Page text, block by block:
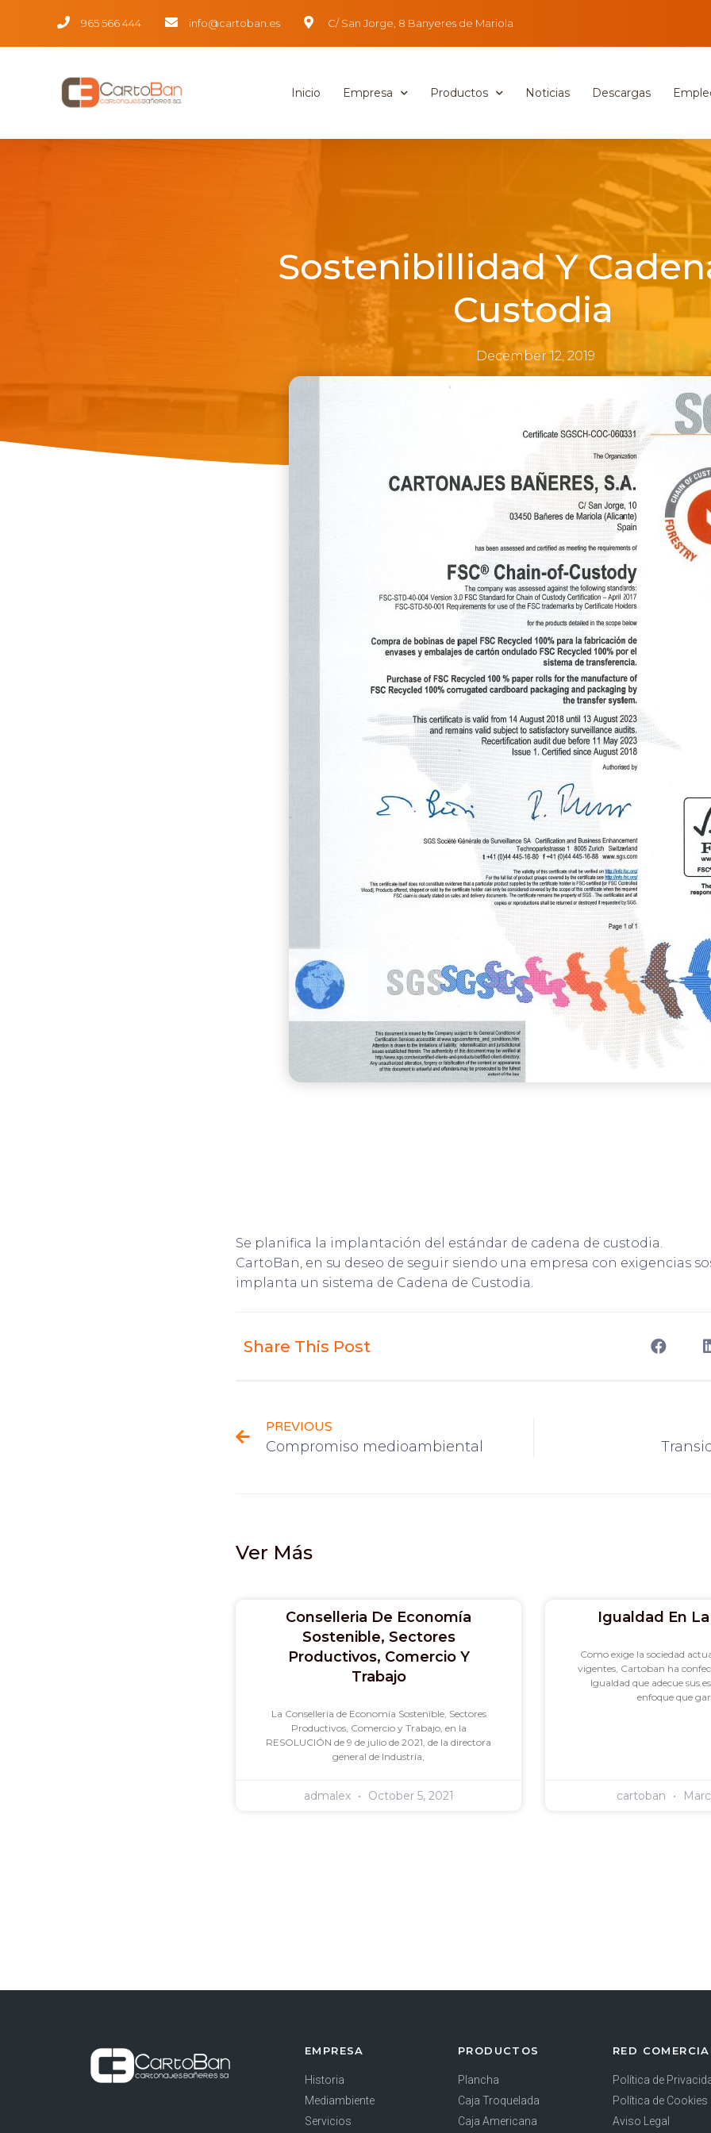
965 566 444 info@cartoban.es C/ San Jorge, 8 Banyeres de Mariola
Inicio Empresa Productos Noticias Descargas
Sostenibillidad Y
Custodia
December 12, 2019
Se planifica la implantación del estándar de cadena de custodia.
CartoBan, en su deseo de seguir siendo una empresa con exigencias
implanta un sistema de Cadena de Custodia.
Share This Post
PREVIOUS
Compromiso medioambiental
Ver Más
Conselleria De Economía
Sostenible, Sectores
Productivos, Comercio Y
Trabajo
La Conselleria de Economía Sostenible, Sectores
Productivos, Comercio y Trabajo, en la
RESOLUCIÓN de 9 de julio de 2021, de la directora
general de Industria,
admalex October 5, 2021
Igualdad En
Como exige la sociedad
vigentes, Cartoban ha
Igualdad que adecue sus
enfoque que
cartoban
EMPRESA
Historia
Mediambiente
Servicios
PRODUCTOS
Plancha
Caja Troquelada
Caja Americana
RED
Política de
Política de Cookies
Aviso Legal